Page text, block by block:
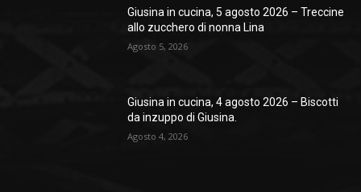
Giusina in cucina, 5 agosto 2026 – Treccine
allo zucchero di nonna Lina
Agosto 5, 2026
Giusina in cucina, 4 agosto 2026 – Biscotti
da inzuppo di Giusina.
Agosto 4, 2026